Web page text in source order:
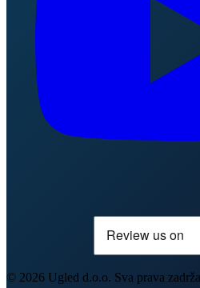
© 2026 Ugled d.o.o. Sva prava